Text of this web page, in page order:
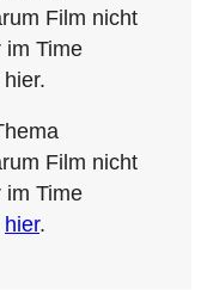
Film nicht
im Time
Film nicht
im Time
hier.